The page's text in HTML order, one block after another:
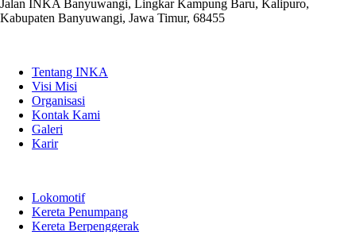
Jalan INKA Banyuwangi, Lingkar Kampung Baru, Kalipuro,
Kabupaten Banyuwangi, Jawa Timur, 68455
Tentang INKA
Visi Misi
Organisasi
Kontak Kami
Galeri
Karir
Lokomotif
Kereta Penumpang
Kereta Berpenggerak